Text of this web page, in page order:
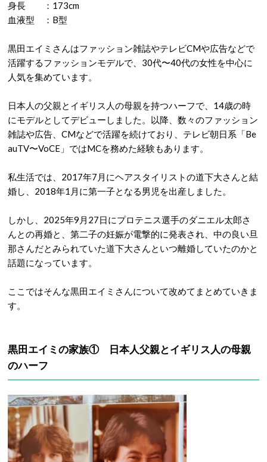
身長 ：173cm
血液型 ：B型
黒田エイミさんはファッション雑誌やテレビCMや広告などで
活躍するファッションモデルで、30代〜40代の女性を中心に
人気を集めています。
日本人の父親とイギリス人の母親を持つハーフで、14歳の時
にモデルとしてデビューしました。以降、 数々のファッション
雑誌や広告、CMなどで活躍を続けており、テレビ朝日系「Be
auTV〜VoCE」ではMCを務めた経験もあります。
私生活では、2017年7月にヘアスタイリストの道下大さんと結
婚し、2018年1月に第一子となる男児を出産しました。
しかし、2025年9月27日にプロテニス選手のダニエル太郎さ
んとの再婚と、第二子の妊娠が電撃的に発表され、中の良い旦
那さんだとみられていた道下大さんといつ離婚していたのかと
話題になっています。
ここではそんな黒田エイミさんについて改めてまとめていきま
す。
黒田エイミの家族① 日本人父親とイギリス人の母親
のハーフ